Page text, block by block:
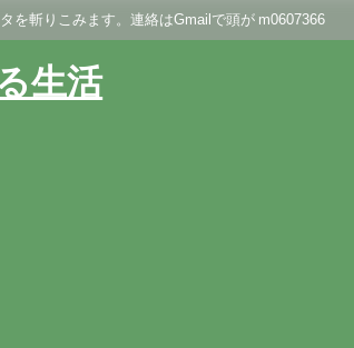
を斬りこみます。連絡はGmailで頭が m0607366
生活